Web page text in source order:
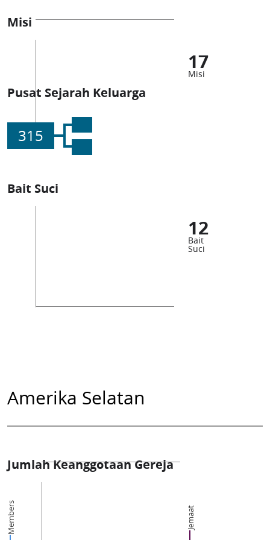
Misi
17
Misi
Pusat Sejarah Keluarga
315
Bait Suci
12
Bait
Suci
Amerika Selatan
Jumlah Keanggotaan Gereja
Members Jemaat